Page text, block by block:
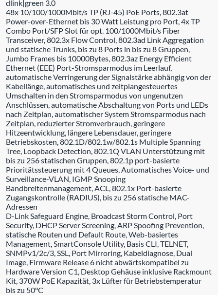
dlink|green 3.0
48x 10/100/1000Mbit/s TP (RJ-45) PoE Ports, 802.3at
Power-over-Ethernet bis 30 Watt Leistung pro Port, 4x TP
Combo Port/SFP Slot für opt. 100/1000Mbit/s Fiber
Transceiver, 802.3x Flow Control, 802.3ad Link Aggregation
und statische Trunks, bis zu 8 Ports in bis zu 8 Gruppen,
Jumbo Frames bis 10000Bytes, 802.3az Energy Efficient
Ethernet (EEE) Port-Stromsparmodus im Leerlauf,
automatische Verringerung der Signalstärke abhängig von der
Kabellänge, automatisches und zeitplangesteuertes
Umschalten in den Stromsparmodus von ungenutzen
Anschlüssen, automatische Abschaltung von Ports und LEDs
nach Zeitplan, automatischer System Stromsparmodus nach
Zeitplan, reduzierter Stromverbrauch, geringere
Hitzeentwicklung, längere Lebensdauer, geringere
Betriebskosten, 802.1D/802.1w/802.1s Multiple Spanning
Tree, Loopback Detection, 802.1Q VLAN Unterstützung mit
bis zu 256 statischen Gruppen, 802.1p port-basierte
Prioritätssteuerung mit 4 Queues, Automatisches Voice- und
Surveillance-VLAN, IGMP Snooping
Bandbreitenmanagement, ACL, 802.1x Port-basierte
Zugangskontrolle (RADIUS), bis zu 256 statische MAC-
Adressen
D-Link Safeguard Engine, Broadcast Storm Control, Port
Security, DHCP Server Screening, ARP Spoofing Prevention,
statische Routen und Default Route, Web-basiertes
Management, SmartConsole Utility, Basis CLI, TELNET,
SNMPv1/2c/3, SSL, Port Mirroring, Kabeldiagnose, Dual
Image, Firmware Release 6 nicht abwärtskompatibel zu
Hardware Version C1, Desktop Gehäuse inklusive Rackmount
Kit, 370W PoE Kapazität, 3x Lüfter für Betriebstemperatur
bis zu 50°C